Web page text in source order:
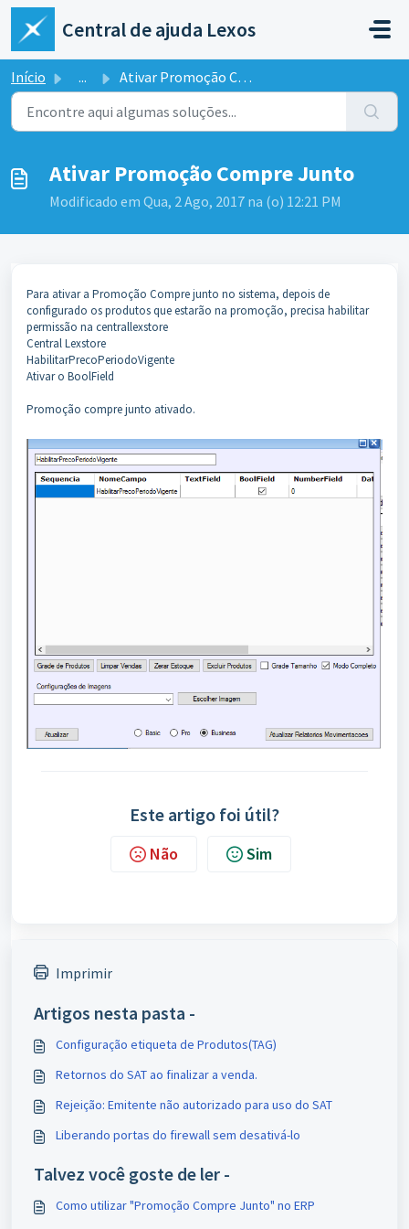
Ir para o conteúdo principal
Central de ajuda Lexos
Início ... Ativar Promoção Compre Junto
Ativar Promoção Compre Junto
Modificado em Qua, 2 Ago, 2017 na (o) 12:21 PM
Para ativar a Promoção Compre junto no sistema, depois de
configurado os produtos que estarão na promoção, precisa habilitar
permissão na centrallexstore
Central Lexstore
HabilitarPrecoPeriodoVigente
Ativar o BoolField
Promoção compre junto ativado.
Este artigo foi útil?
Não Sim
Imprimir
Artigos nesta pasta -
Configuração etiqueta de Produtos(TAG)
Retornos do SAT ao finalizar a venda.
Rejeição: Emitente não autorizado para uso do SAT
Liberando portas do firewall sem desativá-lo
Talvez você goste de ler -
Como utilizar "Promoção Compre Junto" no ERP